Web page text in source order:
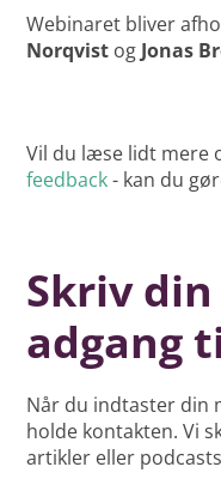
Webinaret bliver
Norqvist og Jonas
Vil du læse lidt mere
feedback- kan du
Skriv
adgang
Når du indtaster din
holde kontakten. Vi
artikler eller